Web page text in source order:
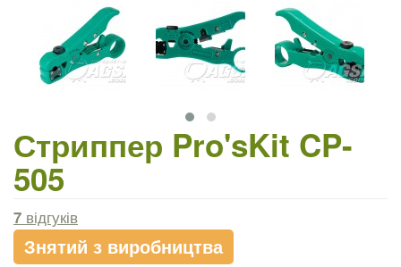
Стриппер Pro'sKit CP-
505
7 відгуків
Знятий з виробництва